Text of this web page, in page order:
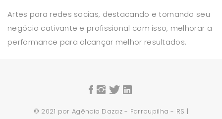
Artes para redes socias, destacando e tornando seu
negócio cativante e profissional com isso, melhorar a
performance para alcançar melhor resultados.
© 2021 por Agência Dazaz - Farroupilha - RS |